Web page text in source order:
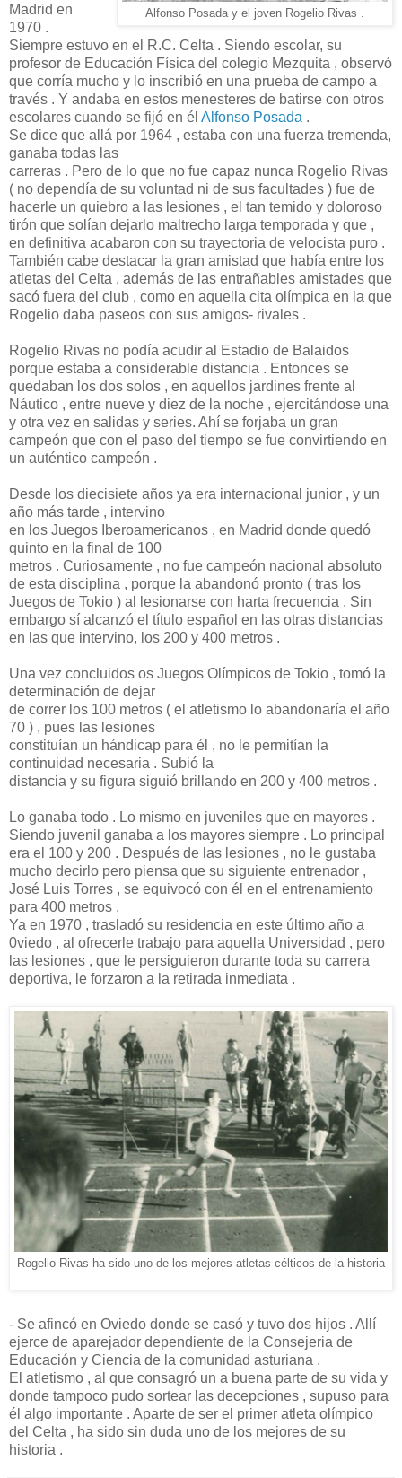
Alfonso Posada y el joven Rogelio Rivas .
Madrid en
1970 .
Siempre estuvo en el R.C. Celta . Siendo escolar, su
profesor de Educación Física del colegio Mezquita , observó
que corría mucho y lo inscribió en una prueba de campo a
través . Y andaba en estos menesteres de batirse con otros
escolares cuando se fijó en él Alfonso Posada .
Se dice que allá por 1964 , estaba con una fuerza tremenda,
ganaba todas las
carreras . Pero de lo que no fue capaz nunca Rogelio Rivas
( no dependía de su voluntad ni de sus facultades ) fue de
hacerle un quiebro a las lesiones , el tan temido y doloroso
tirón que solían dejarlo maltrecho larga temporada y que ,
en definitiva acabaron con su trayectoria de velocista puro .
También cabe destacar la gran amistad que había entre los
atletas del Celta , además de las entrañables amistades que
sacó fuera del club , como en aquella cita olímpica en la que
Rogelio daba paseos con sus amigos- rivales .
Rogelio Rivas no podía acudir al Estadio de Balaidos
porque estaba a considerable distancia . Entonces se
quedaban los dos solos , en aquellos jardines frente al
Náutico , entre nueve y diez de la noche , ejercitándose una
y otra vez en salidas y series. Ahí se forjaba un gran
campeón que con el paso del tiempo se fue convirtiendo en
un auténtico campeón .
Desde los diecisiete años ya era internacional junior , y un
año más tarde , intervino
en los Juegos Iberoamericanos , en Madrid donde quedó
quinto en la final de 100
metros . Curiosamente , no fue campeón nacional absoluto
de esta disciplina , porque la abandonó pronto ( tras los
Juegos de Tokio ) al lesionarse con harta frecuencia . Sin
embargo sí alcanzó el título español en las otras distancias
en las que intervino, los 200 y 400 metros .
Una vez concluidos os Juegos Olímpicos de Tokio , tomó la
determinación de dejar
de correr los 100 metros ( el atletismo lo abandonaría el año
70 ) , pues las lesiones
constituían un hándicap para él , no le permitían la
continuidad necesaria . Subió la
distancia y su figura siguió brillando en 200 y 400 metros .
Lo ganaba todo . Lo mismo en juveniles que en mayores .
Siendo juvenil ganaba a los mayores siempre . Lo principal
era el 100 y 200 . Después de las lesiones , no le gustaba
mucho decirlo pero piensa que su siguiente entrenador ,
José Luis Torres , se equivocó con él en el entrenamiento
para 400 metros .
Ya en 1970 , trasladó su residencia en este último año a
0viedo , al ofrecerle trabajo para aquella Universidad , pero
las lesiones , que le persiguieron durante toda su carrera
deportiva, le forzaron a la retirada inmediata .
Rogelio Rivas ha sido uno de los mejores atletas célticos de la historia
.
- Se afincó en Oviedo donde se casó y tuvo dos hijos . Allí
ejerce de aparejador dependiente de la Consejeria de
Educación y Ciencia de la comunidad asturiana .
El atletismo , al que consagró un a buena parte de su vida y
donde tampoco pudo sortear las decepciones , supuso para
él algo importante . Aparte de ser el primer atleta olímpico
del Celta , ha sido sin duda uno de los mejores de su
historia .